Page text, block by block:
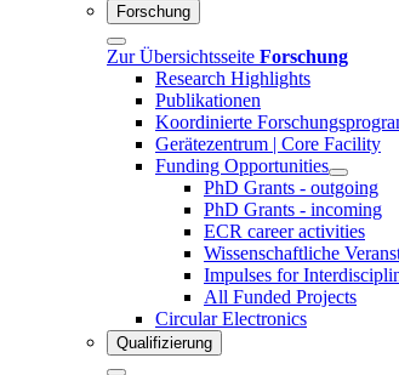
Forschung
Zur Übersichtsseite Forschung
Research Highlights
Publikationen
Koordinierte
Gerätezentrum | Core Facility
Funding Opportunities
PhD Grants - outgoing
PhD Grants - incoming
ECR career activities
Wissenschaftliche
Impulses for
All Funded Projects
Circular Electronics
Qualifizierung